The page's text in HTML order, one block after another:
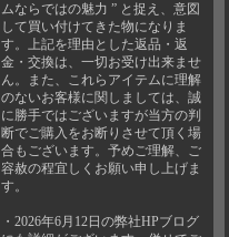
ムならではの魅力 ” と捉え、意図
して買い付けてきた物になりま
す。上記を理由とした返品・返
金・交換は、一切お受け出来ませ
ん。また、これらアイテムに理解
のないお客様に関しましては、誠
に勝手ではございますが当方の判
断でご購入をお断りさせて頂く場
合もございます。予めご理解、ご
容赦の程宜しくお願い申し上げま
す。
・2026年6月12日の弊社HPブログ